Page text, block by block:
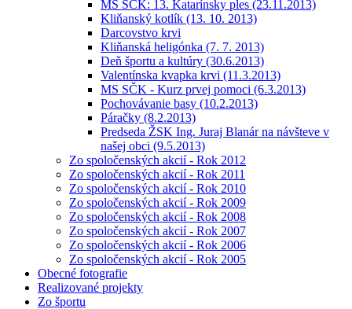
MS SČK: 13. Katarínsky ples (23.11.2013)
Kliňanský kotlík (13. 10. 2013)
Darcovstvo krvi
Kliňanská heligónka (7. 7. 2013)
Deň športu a kultúry (30.6.2013)
Valentínska kvapka krvi (11.3.2013)
MS SČK - Kurz prvej pomoci (6.3.2013)
Pochovávanie basy (10.2.2013)
Páračky (8.2.2013)
Predseda ŽSK Ing. Juraj Blanár na návšteve v
našej obci (9.5.2013)
Zo spoločenských akcií - Rok 2012
Zo spoločenských akcií - Rok 2011
Zo spoločenských akcií - Rok 2010
Zo spoločenských akcií - Rok 2009
Zo spoločenských akcií - Rok 2008
Zo spoločenských akcií - Rok 2007
Zo spoločenských akcií - Rok 2006
Zo spoločenských akcií - Rok 2005
Obecné fotografie
Realizované projekty
Zo športu